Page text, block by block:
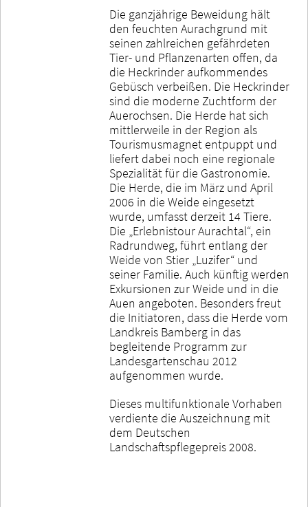
Die ganzjährige Beweidung hält
den feuchten Aurachgrund mit
seinen zahlreichen gefährdeten
Tier- und Pflanzenarten offen, da
die Heckrinder aufkommendes
Gebüsch verbeißen. Die Heckrinder
sind die moderne Zuchtform der
Auerochsen. Die Herde hat sich
mittlerweile in der Region als
Tourismusmagnet entpuppt und
liefert dabei noch eine regionale
Spezialität für die Gastronomie.
Die Herde, die im März und April
2006 in die Weide eingesetzt
wurde, umfasst derzeit 14 Tiere.
Die „Erlebnistour Aurachtal“, ein
Radrundweg, führt entlang der
Weide von Stier „Luzifer“ und
seiner Familie. Auch künftig werden
Exkursionen zur Weide und in die
Auen angeboten. Besonders freut
die Initiatoren, dass die Herde vom
Landkreis Bamberg in das
begleitende Programm zur
Landesgartenschau 2012
aufgenommen wurde.
Dieses multifunktionale Vorhaben
verdiente die Auszeichnung mit
dem Deutschen
Landschaftspflegepreis 2008.